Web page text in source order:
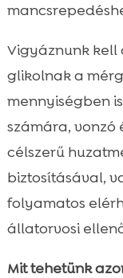
Vigyáznunk
glikolnak a
mennyiségben
számára, vonzó
célszerű
biztosításával,
folyamatos
állatorvosi
Mit tehetünk